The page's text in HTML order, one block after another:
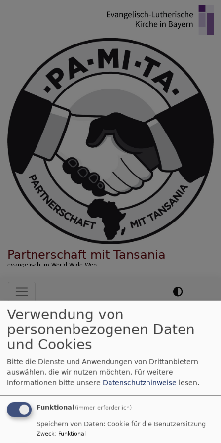
Partnerschaft mit Tansania
evangelisch im World Wide Web
Hauptnavigation
Sekundarschule
Sekundarschule
Schüler*innen-
Stipendienfonds
Verwendung von
personenbezogenen Daten
und Cookies
Bitte die Dienste und Anwendungen von Drittanbietern
auswählen, die wir nutzen möchten. Für weitere
Informationen bitte unsere Datenschutzhinweise lesen.
Funktional (immer erforderlich)
Speichern von Daten: Cookie für die Benutzersitzung
Zweck: Funktional